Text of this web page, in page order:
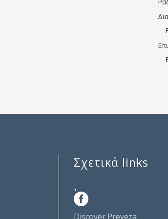
Σχετικά links
.
Discover Preveza